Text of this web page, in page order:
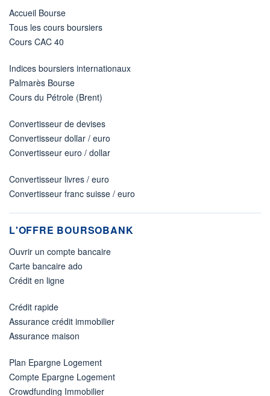
Accueil Bourse
Tous les cours boursiers
Cours CAC 40
Indices boursiers internationaux
Palmarès Bourse
Cours du Pétrole (Brent)
Convertisseur de devises
Convertisseur dollar / euro
Convertisseur euro / dollar
Convertisseur livres / euro
Convertisseur franc suisse / euro
L'OFFRE BOURSOBANK
Ouvrir un compte bancaire
Carte bancaire ado
Crédit en ligne
Crédit rapide
Assurance crédit immobilier
Assurance maison
Plan Epargne Logement
Compte Epargne Logement
Crowdfunding Immobilier